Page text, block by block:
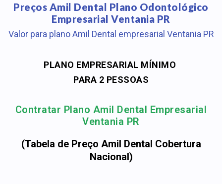
Preços Amil Dental Plano Odontológico
Empresarial Ventania PR
Valor para plano Amil Dental empresarial Ventania PR
PLANO EMPRESARIAL MÍNIMO
PARA 2 PESSOAS
Contratar Plano Amil Dental Empresarial
Ventania PR
(Tabela de Preço Amil Dental Cobertura
Nacional)